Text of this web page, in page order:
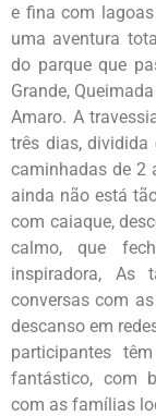
e fina com
uma aventura
do parque que
Grande,
Amaro. A
três dias, dividida
caminhadas de 2
ainda não está
com caiaque,
calmo, que
inspiradora, As
conversas com
descanso em
participantes
fantástico, com
com as famílias